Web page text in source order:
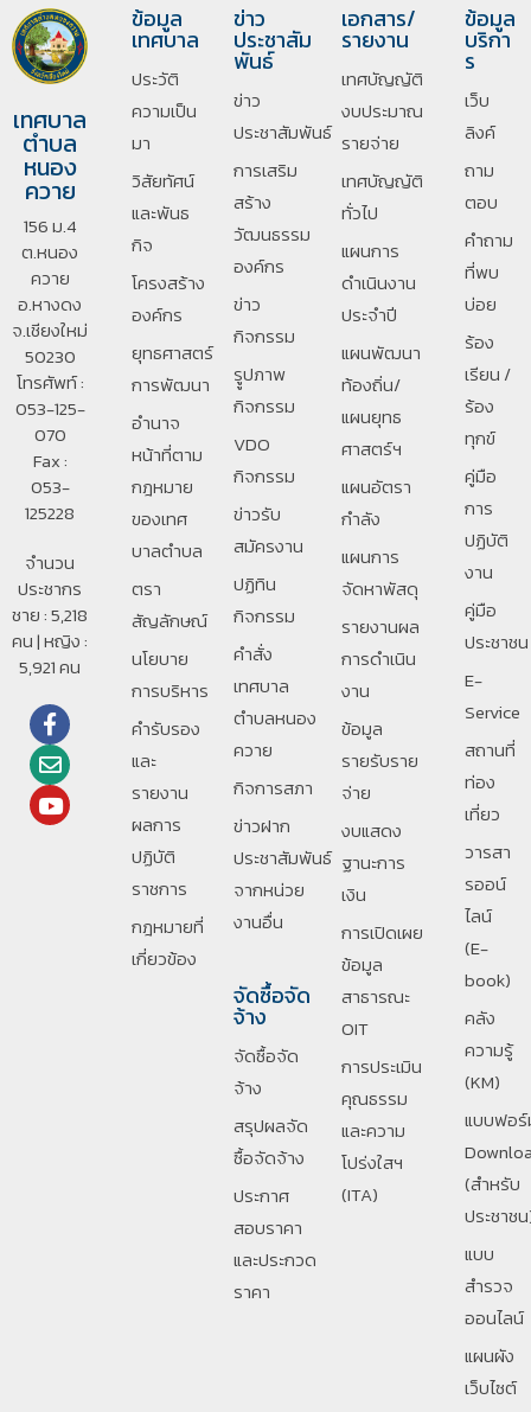
เทศบาล
ตำบล
หนอง
ควาย
156 ม.4
ต.หนอง
ควาย
อ.หางดง
จ.เชียงใหม่
50230
โทรศัพท์ :
053-125-
070
Fax :
053-
125228
จำนวน
ประชากร
ชาย : 5,218
คน | หญิง :
5,921 คน
ข้อมูล
เทศบาล
ประวัติ
ความเป็น
มา
วิสัยทัศน์
และพันธ
กิจ
โครงสร้าง
องค์กร
ยุทธศาสตร์
การพัฒนา
อํานาจ
หน้าที่ตาม
กฎหมาย
ของเทศ
บาลตําบล
ตรา
สัญลักษณ์
นโยบาย
การบริหาร
คำรับรอง
และ
รายงาน
ผลการ
ปฏิบัติ
ราชการ
กฎหมายที่
เกี่ยวข้อง
ข่าว
ประชาสัม
พันธ์
ข่าว
ประชาสัมพันธ์
การเสริม
สร้าง
วัฒนธรรม
องค์กร
ข่าว
กิจกรรม
รููปภาพ
กิจกรรม
VDO
กิจกรรม
ข่าวรับ
สมัครงาน
ปฏิทิน
กิจกรรม
คำสั่ง
เทศบาล
ตำบลหนอง
ควาย
กิจการสภา
ข่าวฝาก
ประชาสัมพันธ์
จากหน่วย
งานอื่น
จัดซื้อจัด
จ้าง
จัดซื้อจัด
จ้าง
สรุปผลจัด
ซื้อจัดจ้าง
ประกาศ
สอบราคา
และประกวด
ราคา
เอกสาร/
รายงาน
เทศบัญญัติ
งบประมาณ
รายจ่าย
เทศบัญญัติ
ทั่วไป
แผนการ
ดำเนินงาน
ประจำปี
แผนพัฒนา
ท้องถิ่น/
แผนยุทธ
ศาสตร์ฯ
แผนอัตรา
กำลัง
แผนการ
จัดหาพัสดุ
รายงานผล
การดำเนิน
งาน
ข้อมูล
รายรับราย
จ่าย
งบแสดง
ฐานะการ
เงิน
การเปิดเผย
ข้อมูล
สาธารณะ
OIT
การประเมิน
คุณธรรม
และความ
โปร่งใสฯ
(ITA)
ข้อมูล
บริกา
ร
เว็บ
ลิงค์
ถาม
ตอบ
คำถาม
ที่พบ
บ่อย
ร้อง
เรียน /
ร้อง
ทุกข์
คู่มือ
การ
ปฏิบัติ
งาน
คู่มือ
ประชาชน
E-
Service
สถานที่
ท่อง
เที่ยว
วารสา
รออน์
ไลน์
(E-
book)
คลัง
ความรู้
(KM)
แบบฟอ
(สำหรับ
ประชาช
แบบ
สำรวจ
ออนไลน์
แผนผัง
เว็บไซต์